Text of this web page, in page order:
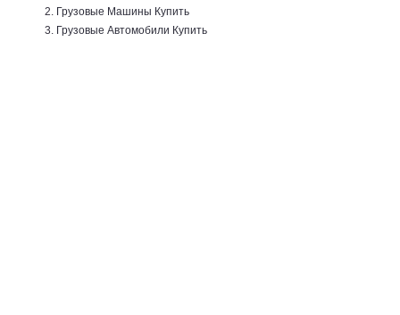
Грузовые Машины Купить
Грузовые Автомобили Купить